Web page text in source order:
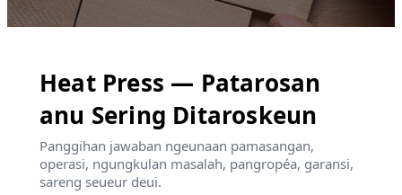
Heat Press — Patarosan
anu Sering Ditaroskeun
Panggihan jawaban ngeunaan pamasangan,
operasi, ngungkulan masalah, pangropéa, garansi,
sareng seueur deui.